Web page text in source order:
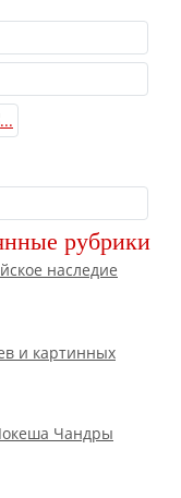
рубрики
наследие
и картинных
Чандры